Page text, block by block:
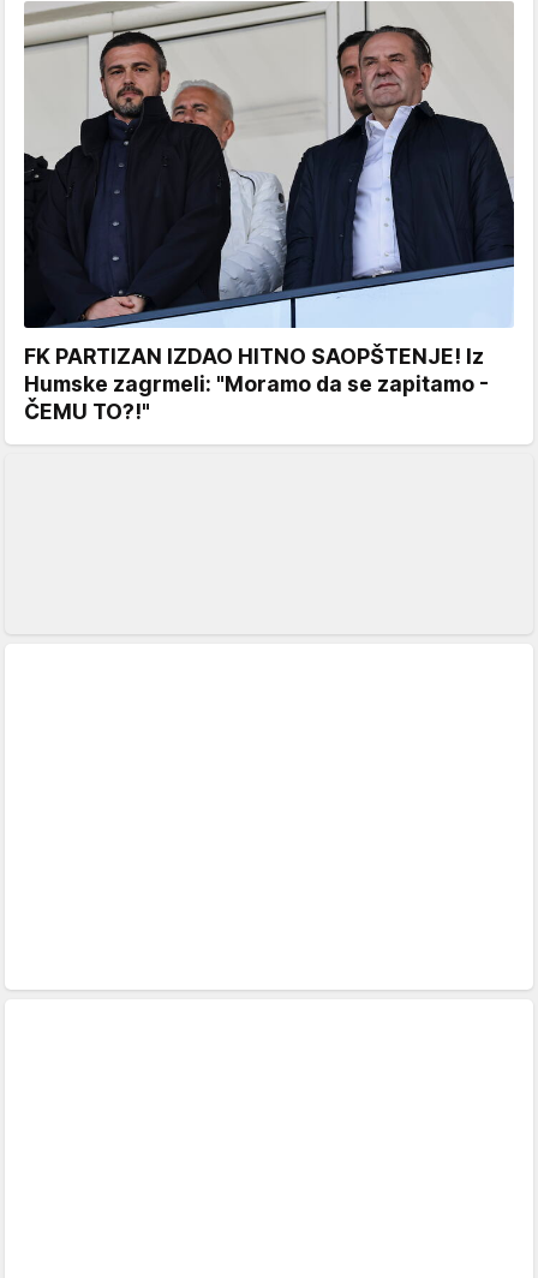
FK PARTIZAN IZDAO HITNO SAOPŠTENJE! Iz
Humske zagrmeli: "Moramo da se zapitamo -
ČEMU TO?!"